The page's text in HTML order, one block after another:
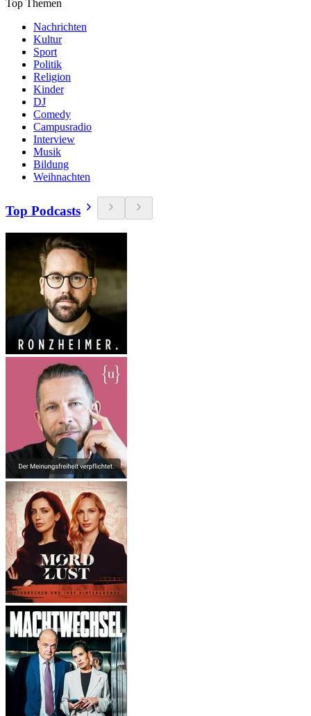
Top Themen
Nachrichten
Kultur
Sport
Politik
Religion
Kinder
DJ
Comedy
Campusradio
Interview
Musik
Bildung
Weihnachten
Top Podcasts